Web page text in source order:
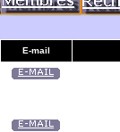
E-mail